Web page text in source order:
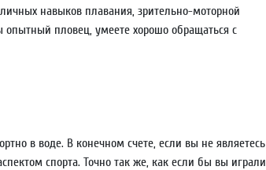
навыков плавания, зрительно-моторной
пловец, умеете хорошо обращаться с
в воде. В конечном счете, если вы не являетесь
спорта. Точно так же, как если бы вы играли